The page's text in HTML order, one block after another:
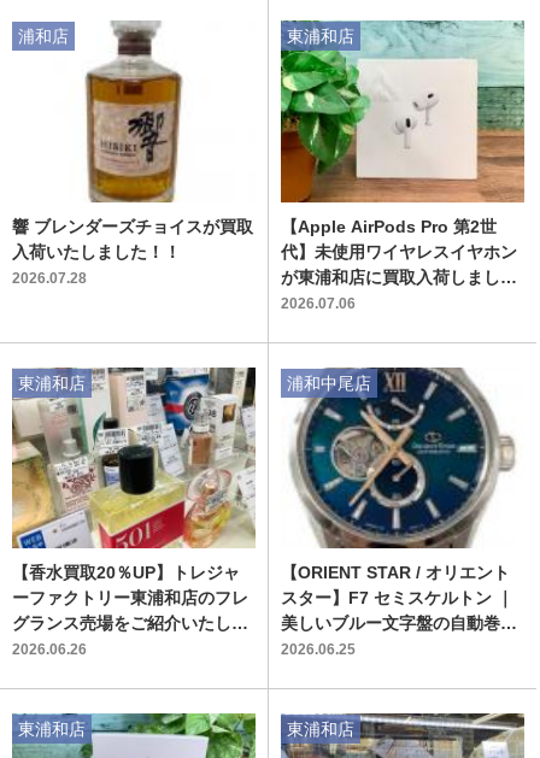
響 ブレンダーズチョイスが買取
入荷いたしました！！
2026.07.28
浦和店
【Apple AirPods Pro 第2世
代】未使用ワイヤレスイヤホン
が東浦和店に買取入荷しまし
た！
2026.07.06
東浦和店
【香水買取20％UP】トレジャ
ーファクトリー東浦和店のフレ
グランス売場をご紹介いたしま
す！
2026.06.26
東浦和店
【ORIENT STAR / オリエント
スター】F7 セミスケルトン ｜
美しいブルー文字盤の自動巻き
腕時計が入荷いたしました
2026.06.25
浦和中尾店
東浦和店 東浦和店